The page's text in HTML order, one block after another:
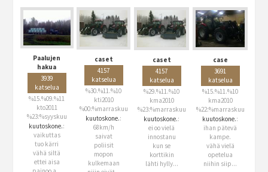
Paalujen
hakua
3939
katselua
%15.%09.%11
kto2011
%23:%syyskuu
kuutoskone.:
vaikuttas
tuo kärri
vähä siltä
ettei aisa
caset
4157
katselua
%30.%11.%10
kti2010
%00:%marraskuu
kuutoskone.:
68km/h
saivat
poliisit
mopon
kulkemaan
caset
4157
katselua
%29.%11.%10
kma2010
%23:%marraskuu
kuutoskone.:
ei oo vielä
innostanu
kun se
korttikin
lähti hylly...
case
3691
katselua
%15.%11.%10
kma2010
%22:%marraskuu
kuutoskone.:
ihan pätevä
kampe.
vähä vielä
opetelua
niihin siip...